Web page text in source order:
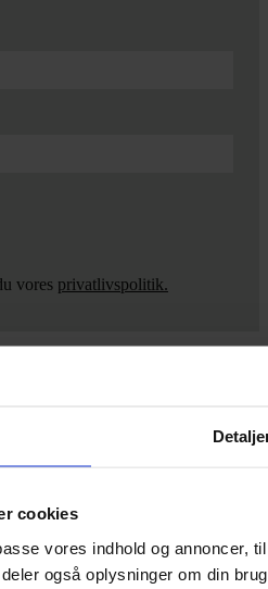
cookies
vores indhold og annoncer,
også oplysninger om din
vores privatlivspolitik.
ny inspiration, så skriv til